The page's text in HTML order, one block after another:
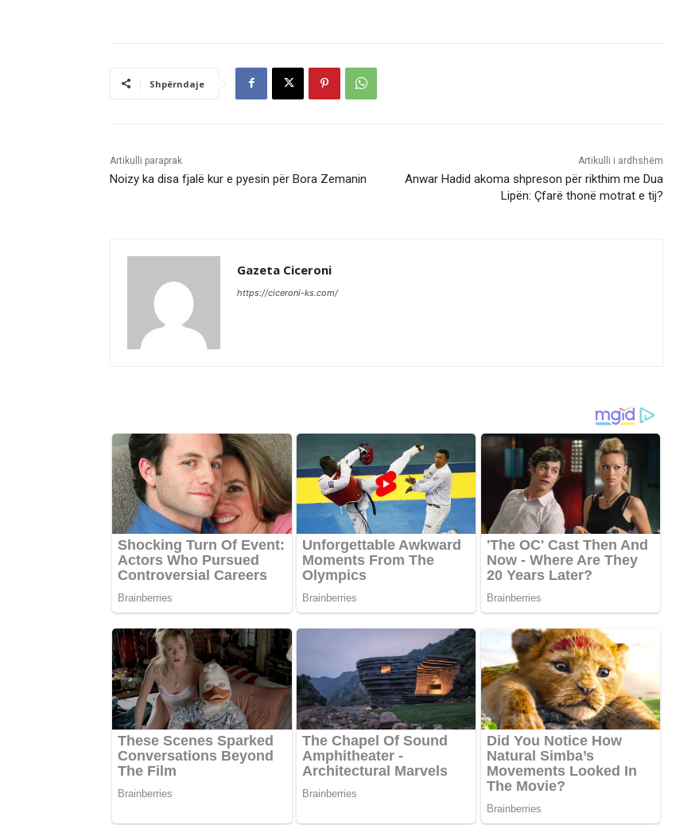
Shpërndaje
Artikulli paraprak
Noizy ka disa fjalë kur e pyesin për Bora Zemanin
Artikulli i ardhshëm
Anwar Hadid akoma shpreson për rikthim me Dua
Lipën: Çfarë thonë motrat e tij?
Gazeta Ciceroni
https://ciceroni-ks.com/